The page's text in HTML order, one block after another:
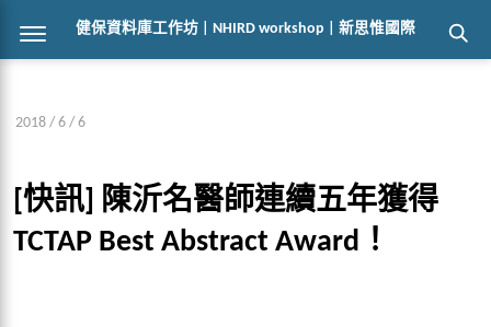
健保資料庫工作坊 | NHIRD workshop | 新思惟國際
2018 / 6 / 6
[快訊] 陳沂名醫師連續五年獲得
TCTAP Best Abstract Award！